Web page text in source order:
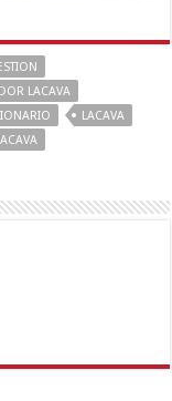
LACAVA
LACAVA